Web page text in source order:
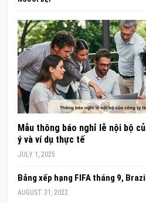
Mẫu thông báo nghỉ lễ nội bộ
ý và ví dụ thực tế
JULY 1, 2025
Bảng xếp hạng FIFA tháng 9,
AUGUST 31, 2022